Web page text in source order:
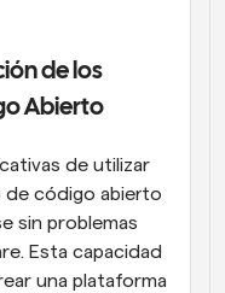
de los
Abierto
de utilizar
de código abierto
sin problemas
Esta capacidad
una plataforma